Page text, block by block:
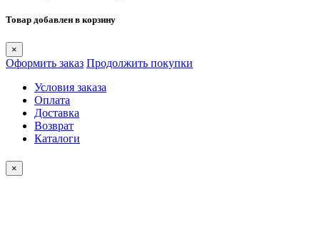
Товар добавлен в корзину
×
Оформить заказ Продолжить покупки
Условия заказа
Оплата
Доставка
Возврат
Каталоги
×